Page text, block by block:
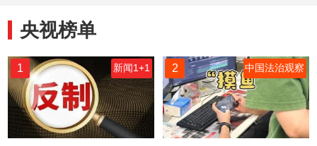
央视榜单
1 新闻1+1 2 中国法治观察